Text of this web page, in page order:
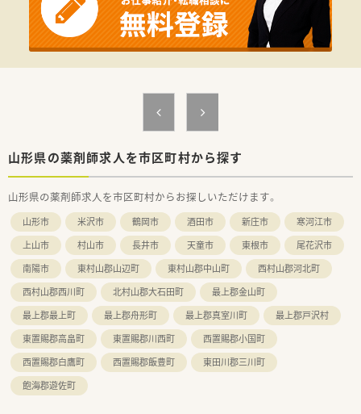
【想定されるキャリアイメージ】
■管理薬剤師や複数店舗を統括するエリアマネージャーなど、豊
富なキャリアパスが用意されています。
■意欲と実績次第では、20代で管理薬剤師へキャリアアップす
■採用や社員研修の企画・運営など、薬剤師の枠を超えた業務に
挑戦することもできます。
■ご年齢やご経験に応じて調整されますが、年収600万円台の提
示も受けやすい企業です。
ございます。
■個人の頑張りが賞与に反映される評価制度のため、高いモチベ
ーションで業務に臨めます。
山形県の薬剤師求人を市区町村から探す
山形県の薬剤師求人を市区町村からお探しいただけます。
山形市 米沢市 鶴岡市 酒田市 新庄市
寒河江市
上山市
村山市 長井市 天童市 東根市
尾花沢市
南陽市
東村山郡山辺町 東村山郡中山町
西村山郡河北町
西村山郡西川町
北村山郡大石田町
最上郡金山町
最上郡最上町
最上郡舟形町 最上郡真室川町
最上郡戸沢村
東置賜郡高畠町
東置賜郡川西町
西置賜郡小国町
西置賜郡白鷹町
西置賜郡飯豊町
東田川郡三川町
飽海郡遊佐町